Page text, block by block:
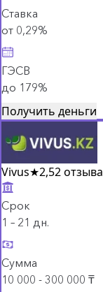
Ставка
от 0,29%
ГЭСВ
до 179%
Получить деньги
Vivus★2,52 отзыва
Срок
1 – 21 дн.
Сумма
10 000 - 300 000 ₸